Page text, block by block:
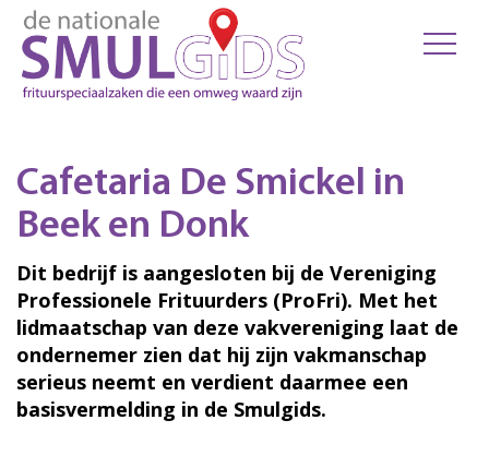
Cafetaria De Smickel in
Beek en Donk
Dit bedrijf is aangesloten bij de Vereniging
Professionele Frituurders (ProFri). Met het
lidmaatschap van deze vakvereniging laat de
ondernemer zien dat hij zijn vakmanschap
serieus neemt en verdient daarmee een
basisvermelding in de Smulgids.